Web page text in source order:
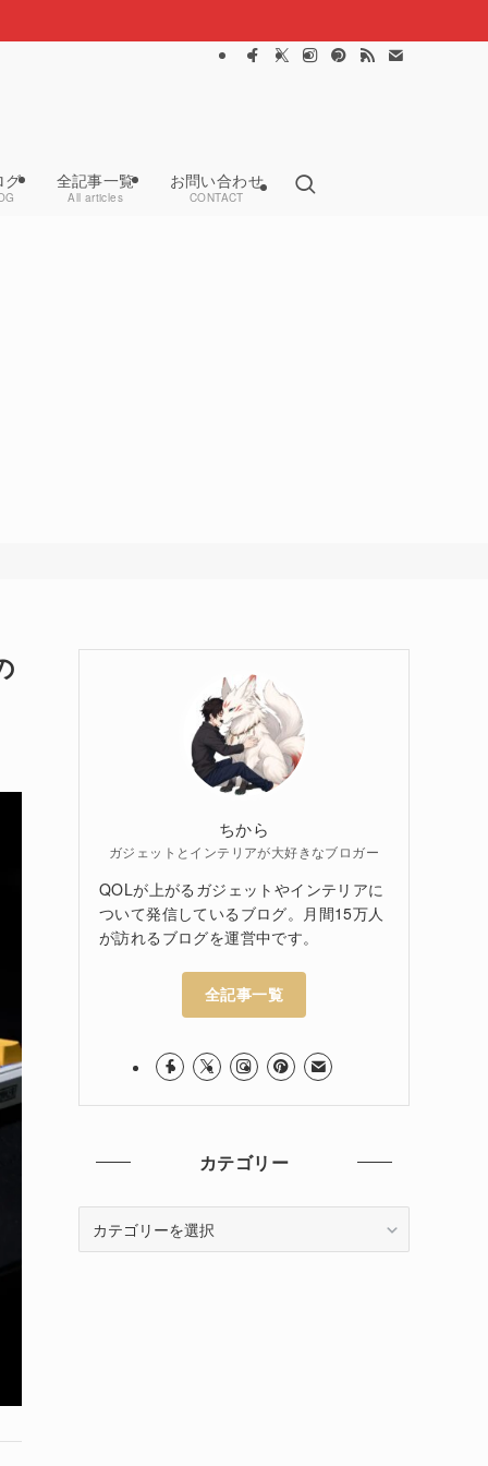
グ 全記事一覧
All articles
お問い合わせ
CONTACT
ちから
ガジェットとインテリアが大好きなブロガー
QOLが上がるガジェットやインテリアに
ついて発信しているブログ。月間15万人
が訪れるブログを運営中です。
全記事一覧
カテゴリー